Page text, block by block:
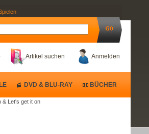
Anmelden
Artikel suchen
& Let's get it on
DVD & BLU-RAY BÜCHER